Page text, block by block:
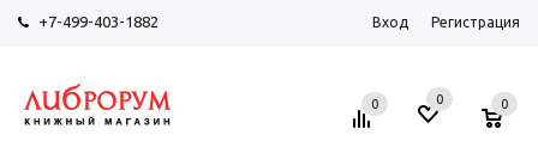
+7-499-403-1882 Вход Регистрация
0 0 0